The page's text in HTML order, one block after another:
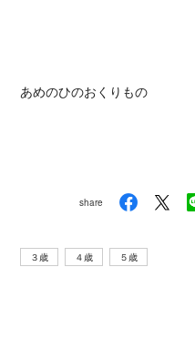
あめのひのおくりもの
share
３歳 ４歳 ５歳